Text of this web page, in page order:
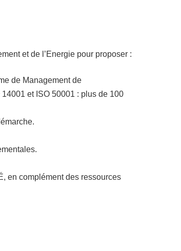
et de l’Energie pour proposer :
de Management de
14001 et ISO 50001 : plus de 100
en complément des ressources